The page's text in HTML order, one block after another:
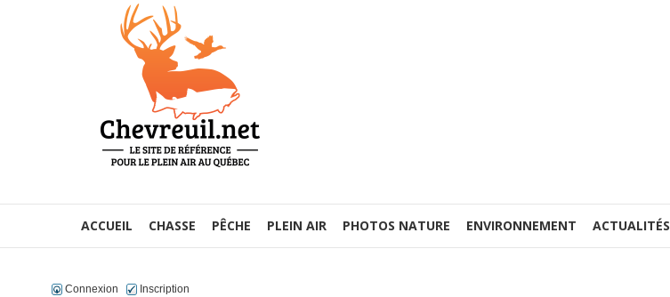
ACCUEIL CHASSE PÊCHE PLEIN AIR PHOTOS NATURE ENVIRONNEMENT ACTUALITÉS
Connexion
Inscription